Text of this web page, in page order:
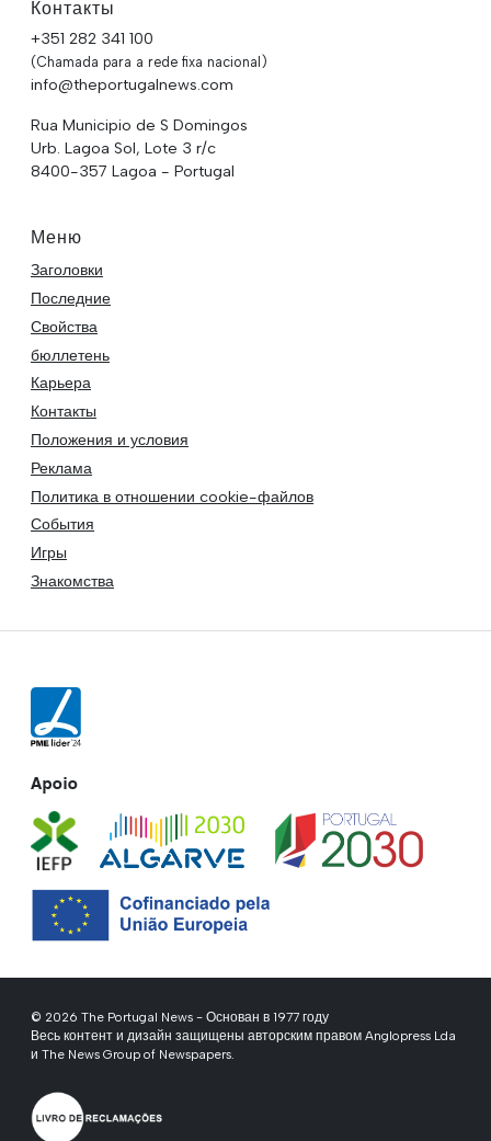
Контакты
+351 282 341 100
(Chamada para a rede fixa nacional)
info@theportugalnews.com
Rua Municipio de S Domingos
Urb. Lagoa Sol, Lote 3 r/c
8400-357 Lagoa - Portugal
Меню
Заголовки
Последние
Свойства
бюллетень
Карьера
Контакты
Положения и условия
Реклама
Политика в отношении cookie-файлов
События
Игры
Знакомства
Apoio
© 2026 The Portugal News - Основан в 1977 году
Весь контент и дизайн защищены авторским правом Anglopress Lda
и The News Group of Newspapers.